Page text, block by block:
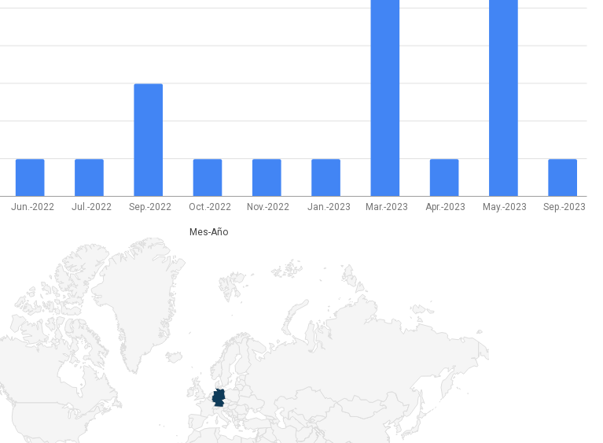
Jun.-2022 Jul.-2022 Sep.-2022 Oct.-2022 Nov.-2022 Jan.-2023 Mar.-2023 Apr.-2023 May.-2023 Sep.-2023
Mes-Año